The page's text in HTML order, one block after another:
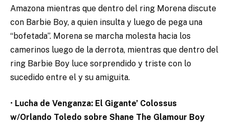
Amazona mientras que dentro del ring Morena discute
con Barbie Boy, a quien insulta y luego de pega una
“bofetada”. Morena se marcha molesta hacia los
camerinos luego de la derrota, mientras que dentro del
ring Barbie Boy luce sorprendido y triste con lo
sucedido entre el y su amiguita.
• Lucha de Venganza: El Gigante’ Colossus
w/Orlando Toledo sobre Shane The Glamour Boy